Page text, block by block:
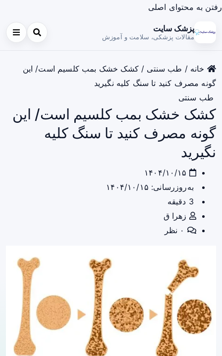
رفتن به محتوای اصلی
پزشک سایت
مقالات پزشکی، سلامت و آموزش
خانه / طب سنتی / کشک خشک بمب کلسیم است/ این
گونه مصرف کنید تا سنگ کلیه نگیرید
طب سنتی
کشک خشک بمب کلسیم است/ این
گونه مصرف کنید تا سنگ کلیه
نگیرید
به‌روزرسانی: ۱۴۰۴/۱۰/۱۵
زهرا ق